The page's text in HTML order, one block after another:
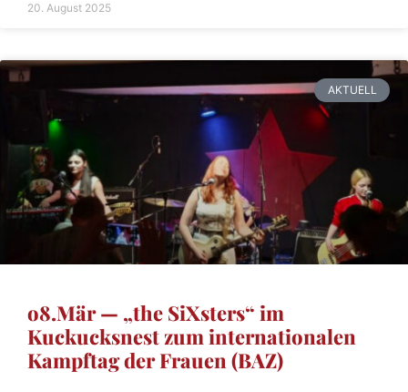
20. August 2025
AKTUELL
o8.Mär — „the SiXsters“ im
Kuckucksnest zum internationalen
Kampftag der Frauen (BAZ)